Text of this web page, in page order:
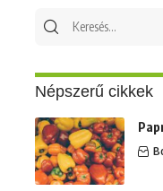
Keresés
Népszerű cikkek